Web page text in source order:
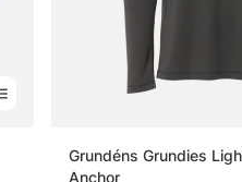
Grundéns Grundies
Anchor